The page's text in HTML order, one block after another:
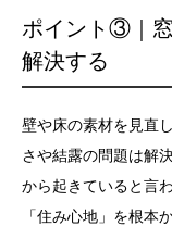
ポイント③｜
解決する
壁や床の素材を見直
さや結露の問題は解
から起きていると言
「住み心地」を根本